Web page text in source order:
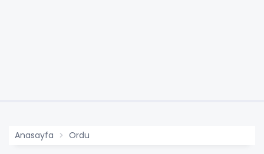
Anasayfa Ordu